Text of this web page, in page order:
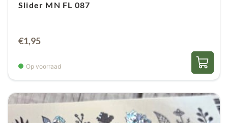
Slider MN FL 087
€1,95
Op voorraad